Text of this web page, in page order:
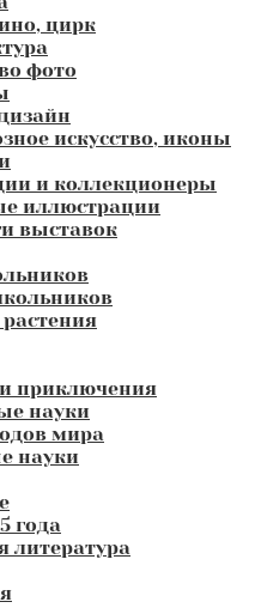
цирк
фото
искусство, иконы
и коллекционеры
иллюстрации
выставок
приключения
науки
мира
науки
года
литература